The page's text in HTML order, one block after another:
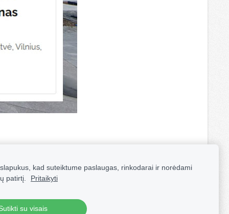
kad suteiktume paslaugas, rinkodarai ir norėdami
patirtį.
Pritaikyti
su visais